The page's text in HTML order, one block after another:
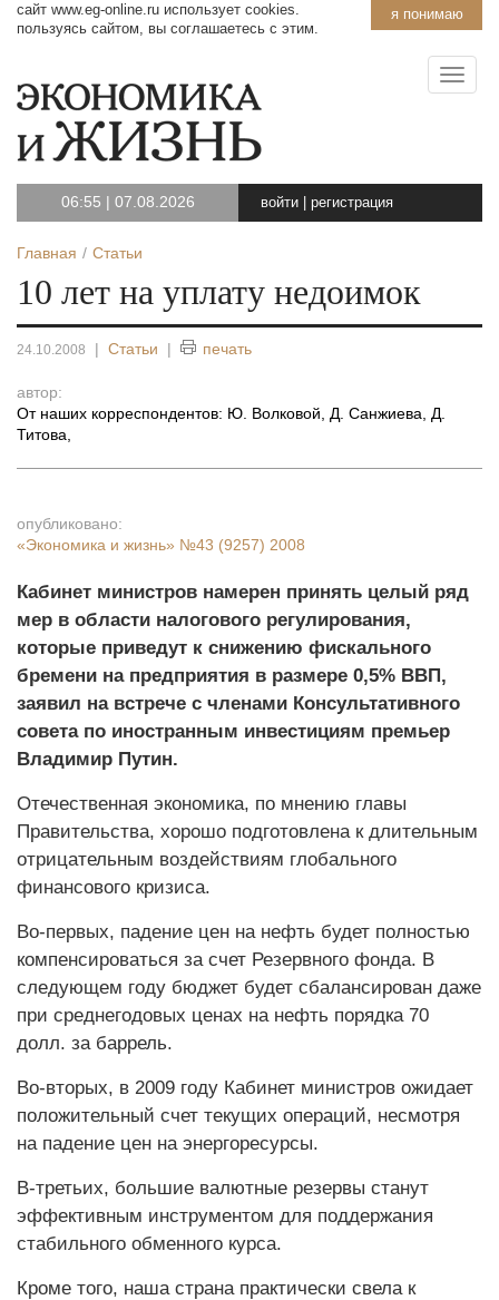
я понимаю
сайт www.eg-online.ru использует cookies.
пользуясь сайтом, вы соглашаетесь с этим.
06:55 | 07.08.2026 войти регистрация
Главная Статьи
10 лет на уплату недоимок
24.10.2008 | Статьи | печать
автор:
От наших корреспондентов: Ю. Волковой, Д. Санжиева, Д.
Титова
опубликовано:
«Экономика и жизнь» №43 (9257) 2008
Кабинет министров намерен принять целый ряд
мер в области налогового регулирования,
которые приведут к снижению фискального
бремени на предприятия в размере 0,5% ВВП,
заявил на встрече с членами Консультативного
совета по иностранным инвестициям премьер
Владимир Путин.
Отечественная экономика, по мнению главы
Правительства, хорошо подготовлена к длительным
отрицательным воздействиям глобального
финансового кризиса.
Во-первых, падение цен на нефть будет полностью
компенсироваться за счет Резервного фонда. В
следующем году бюджет будет сбалансирован даже
при среднегодовых ценах на нефть порядка 70
долл. за баррель.
Во-вторых, в 2009 году Кабинет министров ожидает
положительный счет текущих операций, несмотря
на падение цен на энергоресурсы.
В-третьих, большие валютные резервы станут
эффективным инструментом для поддержания
стабильного обменного курса.
Кроме того, наша страна практически свела к